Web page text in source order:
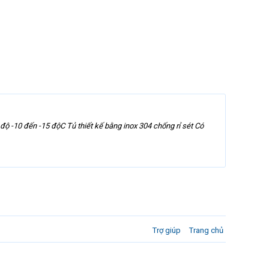
-10 đến -15 độC Tủ thiết kế bằng inox 304 chống rỉ sét Có
Trợ giúp Trang chủ